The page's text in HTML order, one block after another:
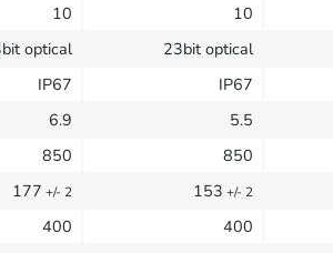
10 10
optical 23bit optical
IP67 IP67
6.9 5.5
850 850
177 +/- 2 153 +/- 2
400 400